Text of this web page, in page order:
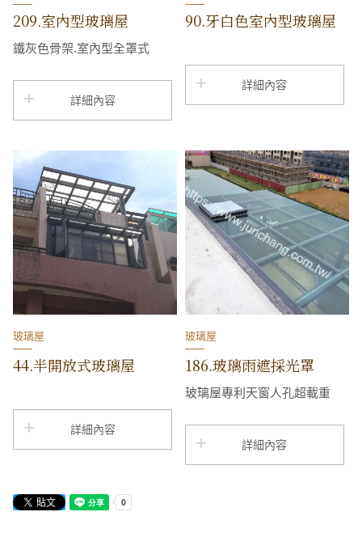
209.室內型玻璃屋
鐵灰色骨架.室內型全罩式
詳細內容
90.牙白色室內型玻璃屋
詳細內容
玻璃屋
44.半開放式玻璃屋
詳細內容
玻璃屋
186.玻璃雨遮採光罩
玻璃屋專利天窗人孔超載重
詳細內容